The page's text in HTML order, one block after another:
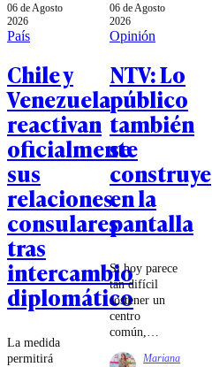
06 de Agosto
2026
País
Chile y
Venezuela
reactivan
oficialmente
sus
relaciones
consulares
tras
intercambio
diplomático
La medida
permitirá
06 de Agosto
2026
Opinión
NTV: Lo
público
también
se
construye
en la
pantalla
Si hoy parece
tan difícil
sostener un
centro
común,
de la tareaMariana